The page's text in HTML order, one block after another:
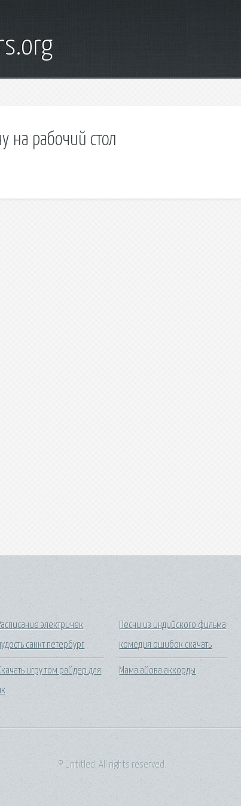
на рабочий стол
электричек
санкт петербург
игру том райдер для
Песни из индийского фильма
комедия ошибок скачать
Мама айова аккорды
© Untitled. All rights reserved.